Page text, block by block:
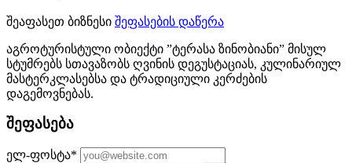
შეაფასეთ ბიზნესი შეფასების დაწერა
აგროტურისტული ობიექტი ”ტერასა ზინობიანი” მისულ
სტუმრებს სთავაზობს ღვინის დეგუსტაციას, კულინარიულ
მასტერკლასებსა და ტრადიციული კერძების
დაგემოვნებას.
შეფასება
ელ-ფოსტა*